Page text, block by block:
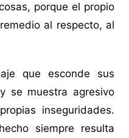
porque el propio
al respecto, al
que esconde sus
se muestra agresivo
inseguridades.
siempre resulta